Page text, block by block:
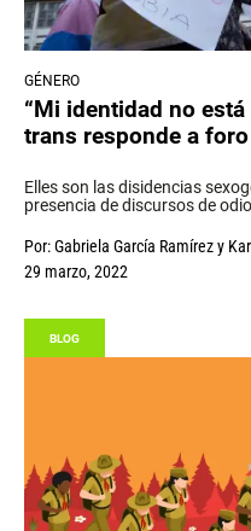
GÉNERO
“Mi identidad no
trans responde a
Elles son las disidencias
presencia de discursos de
Por:Gabriela García Ramírezy
29 marzo, 2022
BLOG